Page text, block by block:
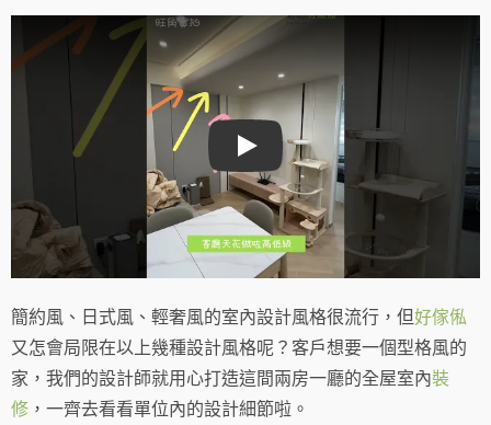
Play
簡約風、日式風、輕奢風的室內設計風格很流行，但好傢俬
又怎會局限在以上幾種設計風格呢？客戶想要一個型格風的
家，我們的設計師就用心打造這間兩房一廳的全屋室內裝
修 ，一齊去看看單位內的設計細節啦。